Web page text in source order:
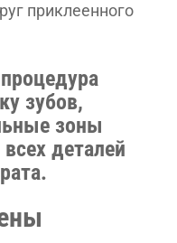
приклеенного
зубов,
зоны
деталей